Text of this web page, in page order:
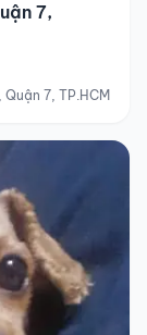
7,
7, TP.HCM